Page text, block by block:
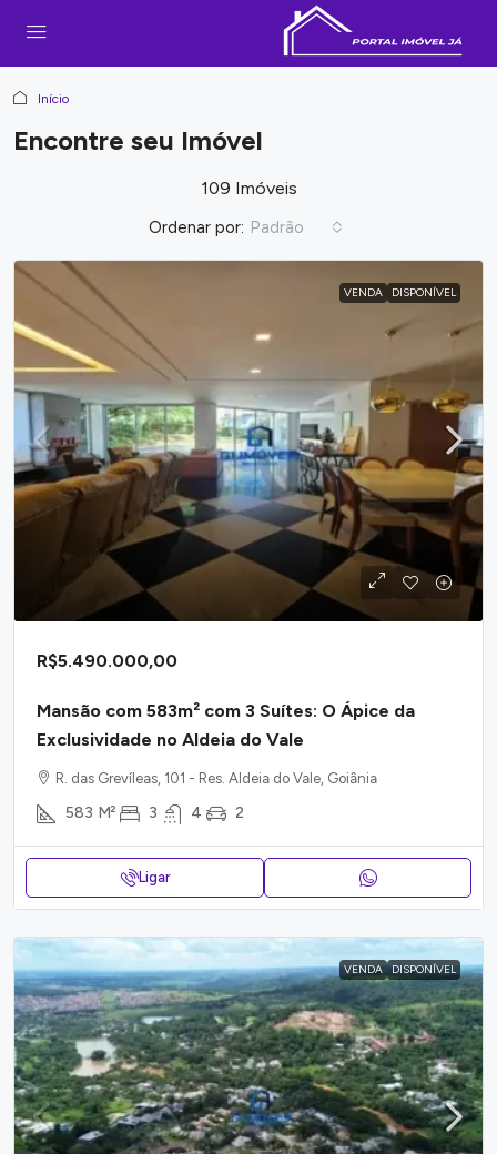
Início
Encontre seu Imóvel
109 Imóveis
Ordenar por: Padrão
VENDA DISPONÍVEL
R$5.490.000,00
Mansão com 583m² com 3 Suítes: O Ápice da
Exclusividade no Aldeia do Vale
R. das Grevíleas, 101 - Res. Aldeia do Vale, Goiânia
583 M² 3 4 2
Ligar
VENDA DISPONÍVEL